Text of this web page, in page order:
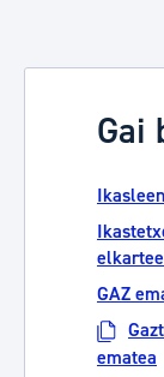
Gai
GAZ
ematea